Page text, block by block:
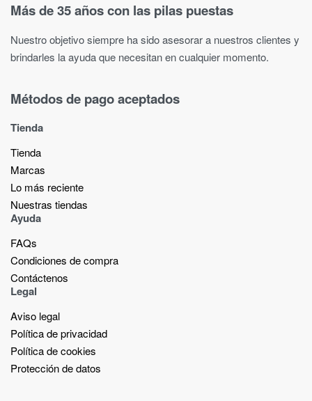
Más de 35 años con las pilas puestas
Nuestro objetivo siempre ha sido asesorar a nuestros clientes y
brindarles la ayuda que necesitan en cualquier momento.
Métodos de pago aceptados
Tienda
Tienda
Marcas
Lo más reciente​
Nuestras tiendas​
Ayuda
FAQs
Condiciones de compra
Contáctenos
Legal
Aviso legal
Política de privacidad
Política de cookies
Protección de datos